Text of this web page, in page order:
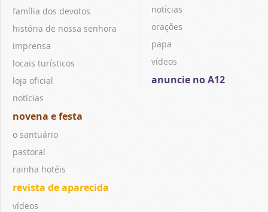
família dos devotos
história de nossa senhora
imprensa
locais turísticos
loja oficial
notícias
novena e festa
o santuário
pastoral
rainha hotéis
revista de aparecida
vídeos
notícias
orações
papa
vídeos
anuncie no A12